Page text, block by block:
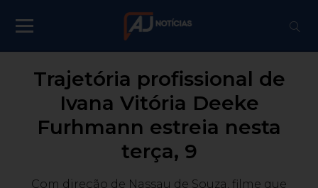
Trajetória profissional de
Ivana Vitória Deeke
Furhmann estreia nesta
terça, 9
Com direção de Nassau de Souza, filme que